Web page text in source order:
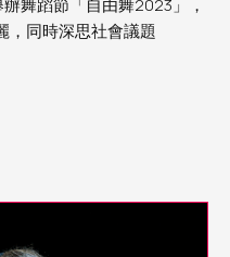
舞蹈節「自由舞2023」，
，同時深思社會議題